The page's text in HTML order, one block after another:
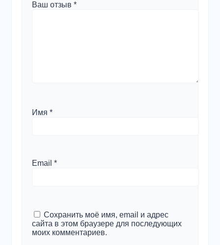
Ваш отзыв *
Имя *
Email *
Сохранить моё имя, email и адрес
сайта в этом браузере для последующих
моих комментариев.